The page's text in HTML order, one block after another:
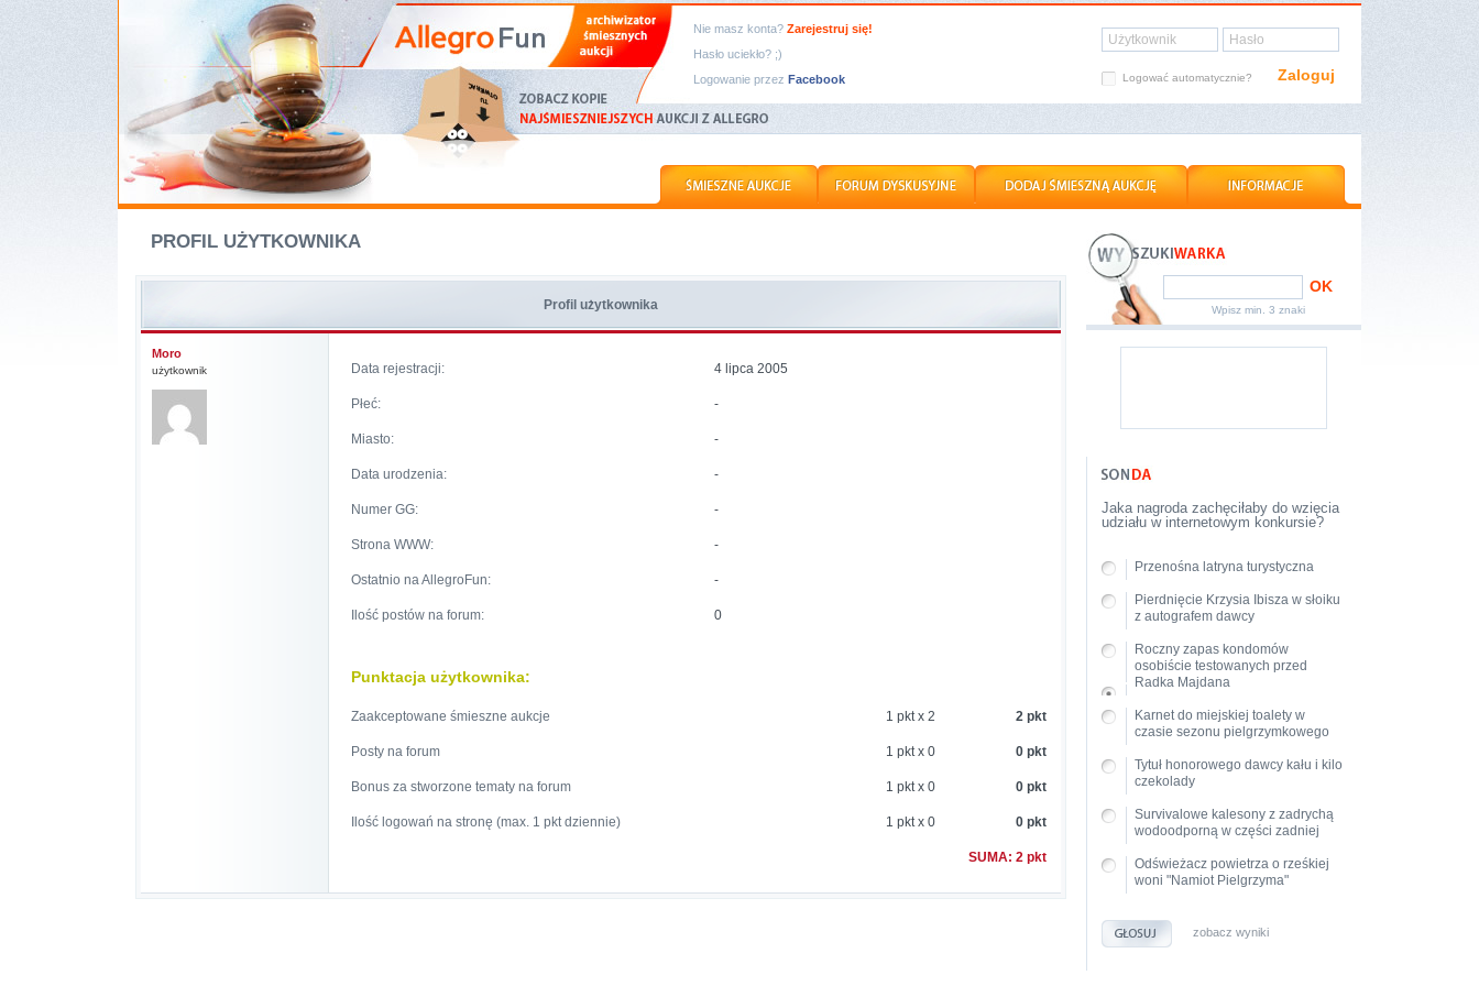
Nie masz konta? Zarejestruj się!
Hasło uciekło? ;)
Logowanie przez Facebook
Użytkownik Hasło
Logować automatycznie? Zaloguj
PROFIL UŻYTKOWNIKA
Profil użytkownika
Moro
użytkownik Data rejestracji: 4 lipca 2005
Płeć: -
Miasto: -
Data urodzenia: -
Numer GG: -
Strona WWW: -
Ostatnio na AllegroFun: -
Ilość postów na forum: 0
Punktacja użytkownika:
Zaakceptowane śmieszne aukcje 1 pkt x 2 2 pkt
Posty na forum 1 pkt x 0 0 pkt
Bonus za stworzone tematy na forum 1 pkt x 0 0 pkt
Ilość logowań na stronę (max. 1 pkt dziennie) 1 pkt x 0 0 pkt
SUMA: 2 pkt
OK
Wpisz min. 3 znaki
Jaka nagroda zachęciłaby do wzięcia
udziału w internetowym konkursie?
Przenośna latryna turystyczna
Pierdnięcie Krzysia Ibisza w słoiku
z autografem dawcy
Roczny zapas kondomów
osobiście testowanych przed
Radka Majdana
Karnet do miejskiej toalety w
czasie sezonu pielgrzymkowego
Tytuł honorowego dawcy kału i kilo
czekolady
Survivalowe kalesony z zadrychą
wodoodporną w części zadniej
Odświeżacz powietrza o rześkiej
woni "Namiot Pielgrzyma"
zobacz wyniki